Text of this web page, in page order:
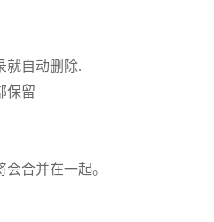
就自动删除.
保留
合并在一起。